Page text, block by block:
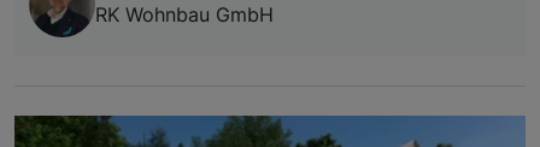
RK Wohnbau GmbH